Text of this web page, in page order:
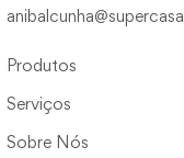
Produtos
Serviços
Sobre Nós